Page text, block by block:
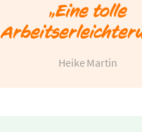
„Eine tolle
Heike Martin